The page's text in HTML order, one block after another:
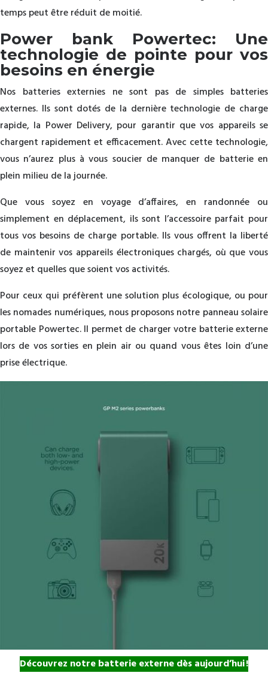
temps peut être réduit de moitié.
Power bank Powertec: Une
technologie de pointe pour vos
besoins en énergie
Nos batteries externies ne sont pas de simples batteries
externes. Ils sont dotés de la dernière technologie de charge
rapide, la Power Delivery, pour garantir que vos appareils se
chargent rapidement et efficacement. Avec cette technologie,
vous n’aurez plus à vous soucier de manquer de batterie en
plein milieu de la journée.
Que vous soyez en voyage d’affaires, en randonnée ou
simplement en déplacement, ils sont l’accessoire parfait pour
tous vos besoins de charge portable. Ils vous offrent la liberté
de maintenir vos appareils électroniques chargés, où que vous
soyez et quelles que soient vos activités.
Pour ceux qui préfèrent une solution plus écologique, ou pour
les nomades numériques, nous proposons notre panneau solaire
portable Powertec. Il permet de charger votre batterie externe
lors de vos sorties en plein air ou quand vous êtes loin d’une
prise électrique.
Découvrez notre batterie externe dès aujourd’hui !